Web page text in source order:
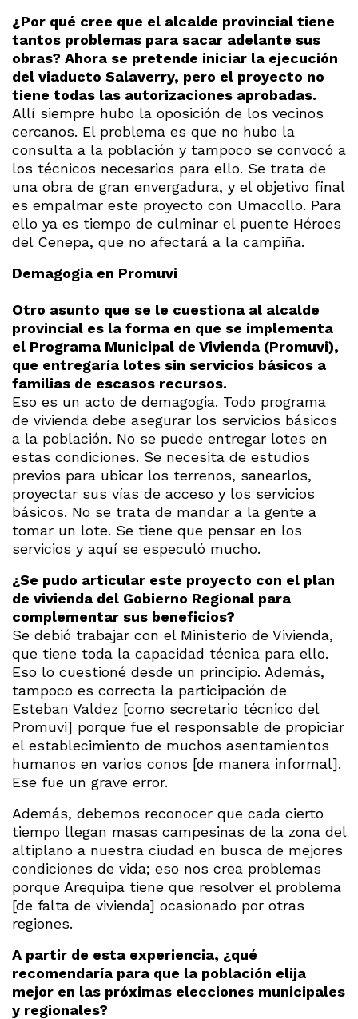
¿Por qué cree que el alcalde provincial tiene
tantos problemas para sacar adelante sus
obras? Ahora se pretende iniciar la ejecución
del viaducto Salaverry, pero el proyecto no
tiene todas las autorizaciones aprobadas.
Allí siempre hubo la oposición de los vecinos
cercanos. El problema es que no hubo la
consulta a la población y tampoco se convocó a
los técnicos necesarios para ello. Se trata de
una obra de gran envergadura, y el objetivo final
es empalmar este proyecto con Umacollo. Para
ello ya es tiempo de culminar el puente Héroes
del Cenepa, que no afectará a la campiña.
Demagogia en Promuvi
Otro asunto que se le cuestiona al alcalde
provincial es la forma en que se implementa
el Programa Municipal de Vivienda (Promuvi),
que entregaría lotes sin servicios básicos a
familias de escasos recursos.
Eso es un acto de demagogia. Todo programa
de vivienda debe asegurar los servicios básicos
a la población. No se puede entregar lotes en
estas condiciones. Se necesita de estudios
previos para ubicar los terrenos, sanearlos,
proyectar sus vías de acceso y los servicios
básicos. No se trata de mandar a la gente a
tomar un lote. Se tiene que pensar en los
servicios y aquí se especuló mucho.
¿Se pudo articular este proyecto con el plan
de vivienda del Gobierno Regional para
complementar sus beneficios?
Se debió trabajar con el Ministerio de Vivienda,
que tiene toda la capacidad técnica para ello.
Eso lo cuestioné desde un principio. Además,
tampoco es correcta la participación de
Esteban Valdez [como secretario técnico del
Promuvi] porque fue el responsable de propiciar
el establecimiento de muchos asentamientos
humanos en varios conos [de manera informal].
Ese fue un grave error.
Además, debemos reconocer que cada cierto
tiempo llegan masas campesinas de la zona del
altiplano a nuestra ciudad en busca de mejores
condiciones de vida; eso nos crea problemas
porque Arequipa tiene que resolver el problema
[de falta de vivienda] ocasionado por otras
regiones.
A partir de esta experiencia, ¿qué
recomendaría para que la población elija
mejor en las próximas elecciones municipales
y regionales?